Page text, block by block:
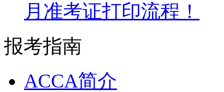
月准考证打印流程！
报考指南
ACCA简介